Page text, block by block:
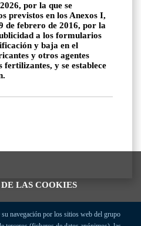
LAS COOKIES
navegación por los sitios web del grupo
por la que se
previstos en los Anexos I,
febrero de 2016, por la
a los formularios
y baja en el
y otros agentes
fertilizantes, y se establece